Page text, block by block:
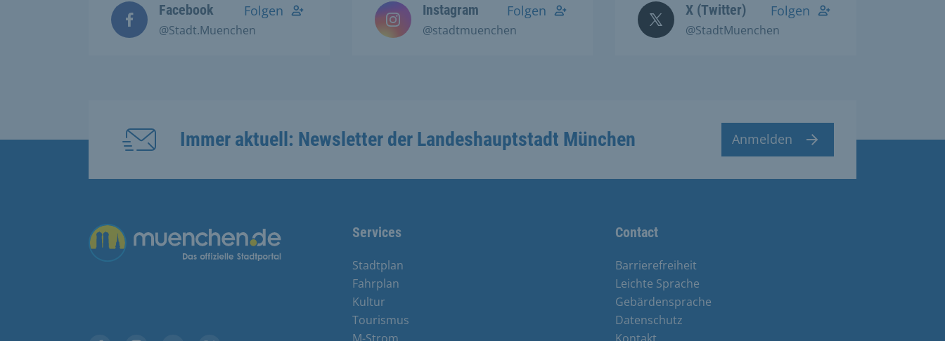
Facebook
@Stadt.Muenchen
Folgen Instagram
@stadtmuenchen
Folgen X (Twitter)
@StadtMuenchen
Folgen
Immer aktuell: Newsletter der Landeshauptstadt München Anmelden
Übergreifende Links Services
Stadtplan
Fahrplan
Kultur
Tourismus
Contact
Barrierefreiheit
Leichte Sprache
Gebärdensprache
Datenschutz